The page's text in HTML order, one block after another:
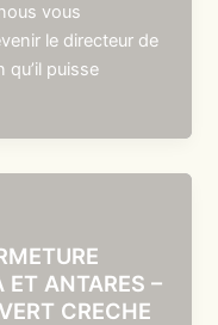
vous
le directeur de
qu’il puisse
ET ANTARES –
CRECHE